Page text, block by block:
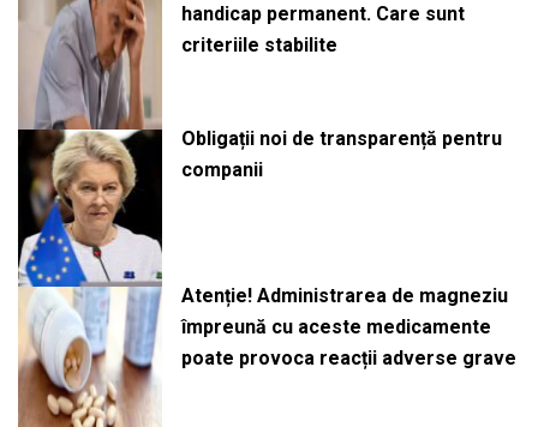
handicap permanent. Care sunt
criteriile stabilite
Obligații noi de transparență pentru
companii
Atenție! Administrarea de magneziu
împreună cu aceste medicamente
poate provoca reacții adverse grave